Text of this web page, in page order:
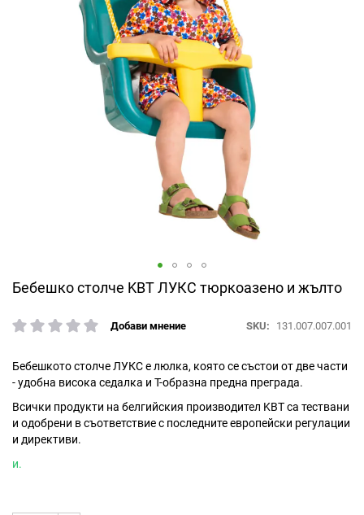
Бебешко столче KBT ЛУКС тюркоазено и жълто
рейтинг:
Добави мнение SKU 131.007.007.001
Бебешкото столче ЛУКС е люлка, която се състои от две части
- удобна висока седалка и Т-образна предна преграда.
Всички продукти на белгийския производител KBT са тествани
и одобрени в съответствие с последните европейски регулации
и директиви.
и.
изображенията
Преминете
началото
на
със
снимки